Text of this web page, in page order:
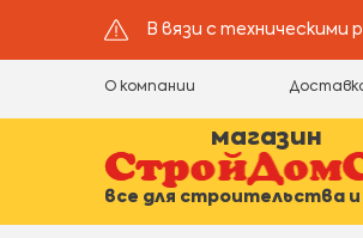
В вязи с
О компании
магазин
все для строительства и